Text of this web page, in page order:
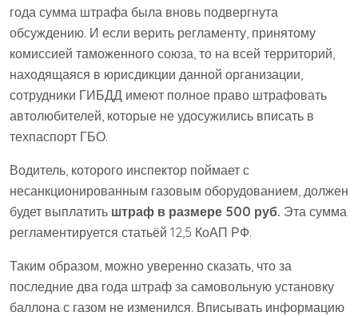
года сумма штрафа была вновь подвергнута
обсуждению. И если верить регламенту, принятому
комиссией таможенного союза, то на всей территорий,
находящаяся в юрисдикции данной организации,
сотрудники ГИБДД имеют полное право штрафовать
автолюбителей, которые не удосужились вписать в
техпаспорт ГБО.
Водитель, которого инспектор поймает с
несанкционированным газовым оборудованием, должен
будет выплатить штраф в размере 500 руб. Эта сумма
регламентируется статьёй 12,5 КоАП РФ.
Таким образом, можно уверенно сказать, что за
последние два года штраф за самовольную установку
баллона с газом не изменился. Вписывать информацию